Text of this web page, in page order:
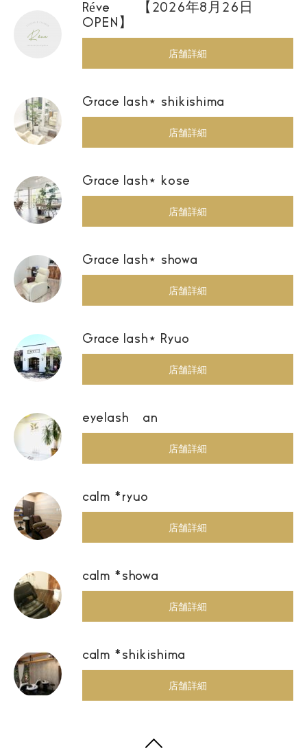
Réve 【2026年8月26日
OPEN】
店舗詳細
Grace lash⋆ shikishima
店舗詳細
Grace lash⋆ kose
店舗詳細
Grace lash⋆ showa
店舗詳細
Grace lash⋆ Ryuo
店舗詳細
eyelash an
店舗詳細
calm *ryuo
店舗詳細
calm *showa
店舗詳細
calm *shikishima
店舗詳細